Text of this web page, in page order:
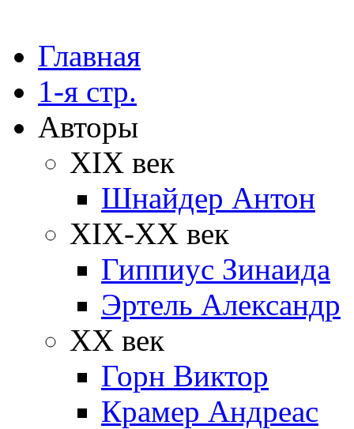
Главная
1-я стр.
Авторы
XIX век
Шнайдер Антон
XIX-XX век
Гиппиус Зинаида
Эртель Александр
XX век
Горн Виктор
Крамер Андреас